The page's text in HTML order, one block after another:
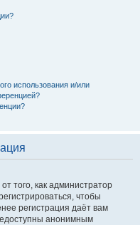
использования и/или
того, как администратор
чтобы
регистрация даёт вам
анонимным